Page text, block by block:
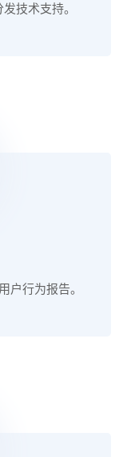
技术支持。
户行为报告。